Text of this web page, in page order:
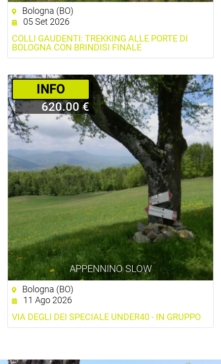
Bologna (BO)
05 Set 2026
COLLI GAUDENTI: TREKKING ALLE PORTE DI
BOLOGNA CON BRINDISI FINALE
APPENNINO SLOW
­INFO
620.00 €
Bologna (BO)
11 Ago 2026
VIA DEGLI DEI SPECIALE UNDER40 - IN GRUPPO